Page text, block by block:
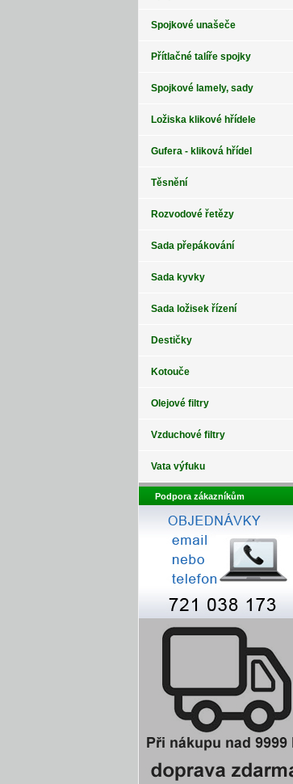
Spojkové unašeče
Přítlačné talíře spojky
Spojkové lamely, sady
Ložiska klikové hřídele
Gufera - kliková hřídel
Těsnění
Rozvodové řetězy
Sada přepákování
Sada kyvky
Sada ložisek řízení
Destičky
Kotouče
Olejové filtry
Vzduchové filtry
Vata výfuku
Podpora zákazníkům